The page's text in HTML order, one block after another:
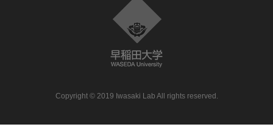
Copyright © 2019 Iwasaki Lab All rights reserved.